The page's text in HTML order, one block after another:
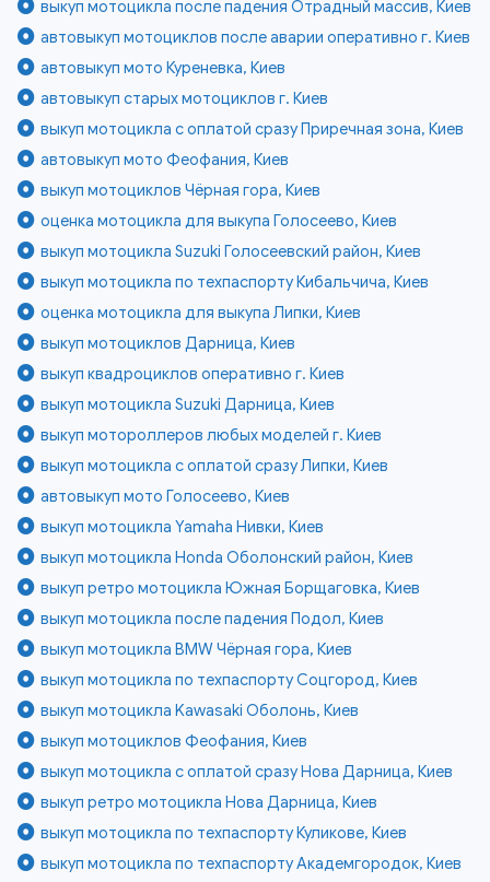
выкуп мотоцикла после падения Отрадный массив, Киев
автовыкуп мотоциклов после аварии оперативно г. Киев
автовыкуп мото Куреневка, Киев
автовыкуп старых мотоциклов г. Киев
выкуп мотоцикла с оплатой сразу Приречная зона, Киев
автовыкуп мото Феофания, Киев
выкуп мотоциклов Чёрная гора, Киев
оценка мотоцикла для выкупа Голосеево, Киев
выкуп мотоцикла Suzuki Голосеевский район, Киев
выкуп мотоцикла по техпаспорту Кибальчича, Киев
оценка мотоцикла для выкупа Липки, Киев
выкуп мотоциклов Дарница, Киев
выкуп квадроциклов оперативно г. Киев
выкуп мотоцикла Suzuki Дарница, Киев
выкуп мотороллеров любых моделей г. Киев
выкуп мотоцикла с оплатой сразу Липки, Киев
автовыкуп мото Голосеево, Киев
выкуп мотоцикла Yamaha Нивки, Киев
выкуп мотоцикла Honda Оболонский район, Киев
выкуп ретро мотоцикла Южная Борщаговка, Киев
выкуп мотоцикла после падения Подол, Киев
выкуп мотоцикла BMW Чёрная гора, Киев
выкуп мотоцикла по техпаспорту Соцгород, Киев
выкуп мотоцикла Kawasaki Оболонь, Киев
выкуп мотоциклов Феофания, Киев
выкуп мотоцикла с оплатой сразу Нова Дарница, Киев
выкуп ретро мотоцикла Нова Дарница, Киев
выкуп мотоцикла по техпаспорту Куликове, Киев
выкуп мотоцикла по техпаспорту Академгородок, Киев